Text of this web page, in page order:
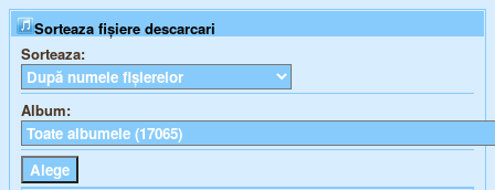
Sorteaza fișiere descarcari
Sorteaza:
Album: